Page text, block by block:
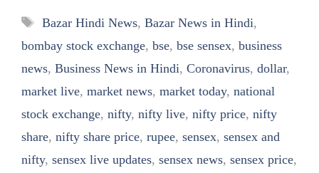
Tags
Bazar Hindi News, Bazar News in Hindi,
bombay stock exchange, bse, bse sensex, business
news, Business News in Hindi, Coronavirus, dollar,
market live, market news, market today, national
stock exchange, nifty, nifty live, nifty price, nifty
share, nifty share price, rupee, sensex, sensex and
nifty, sensex live updates, sensex news, sensex price,